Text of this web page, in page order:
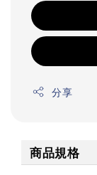
分享
商品規格